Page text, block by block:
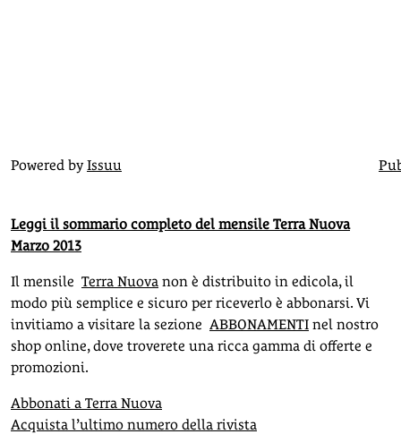
Powered byIssuu
Leggi il sommario completo del mensile Terra Nuova
Marzo 2013
Il mensile Terra Nuova non è distribuito in edicola, il
modo più semplice e sicuro per riceverlo è abbonarsi. Vi
invitiamo a visitare la sezione ABBONAMENTI nel nostro
shop online, dove troverete una ricca gamma di offerte e
promozioni.
Abbonati a Terra Nuova
Acquista l’ultimo numero della rivista